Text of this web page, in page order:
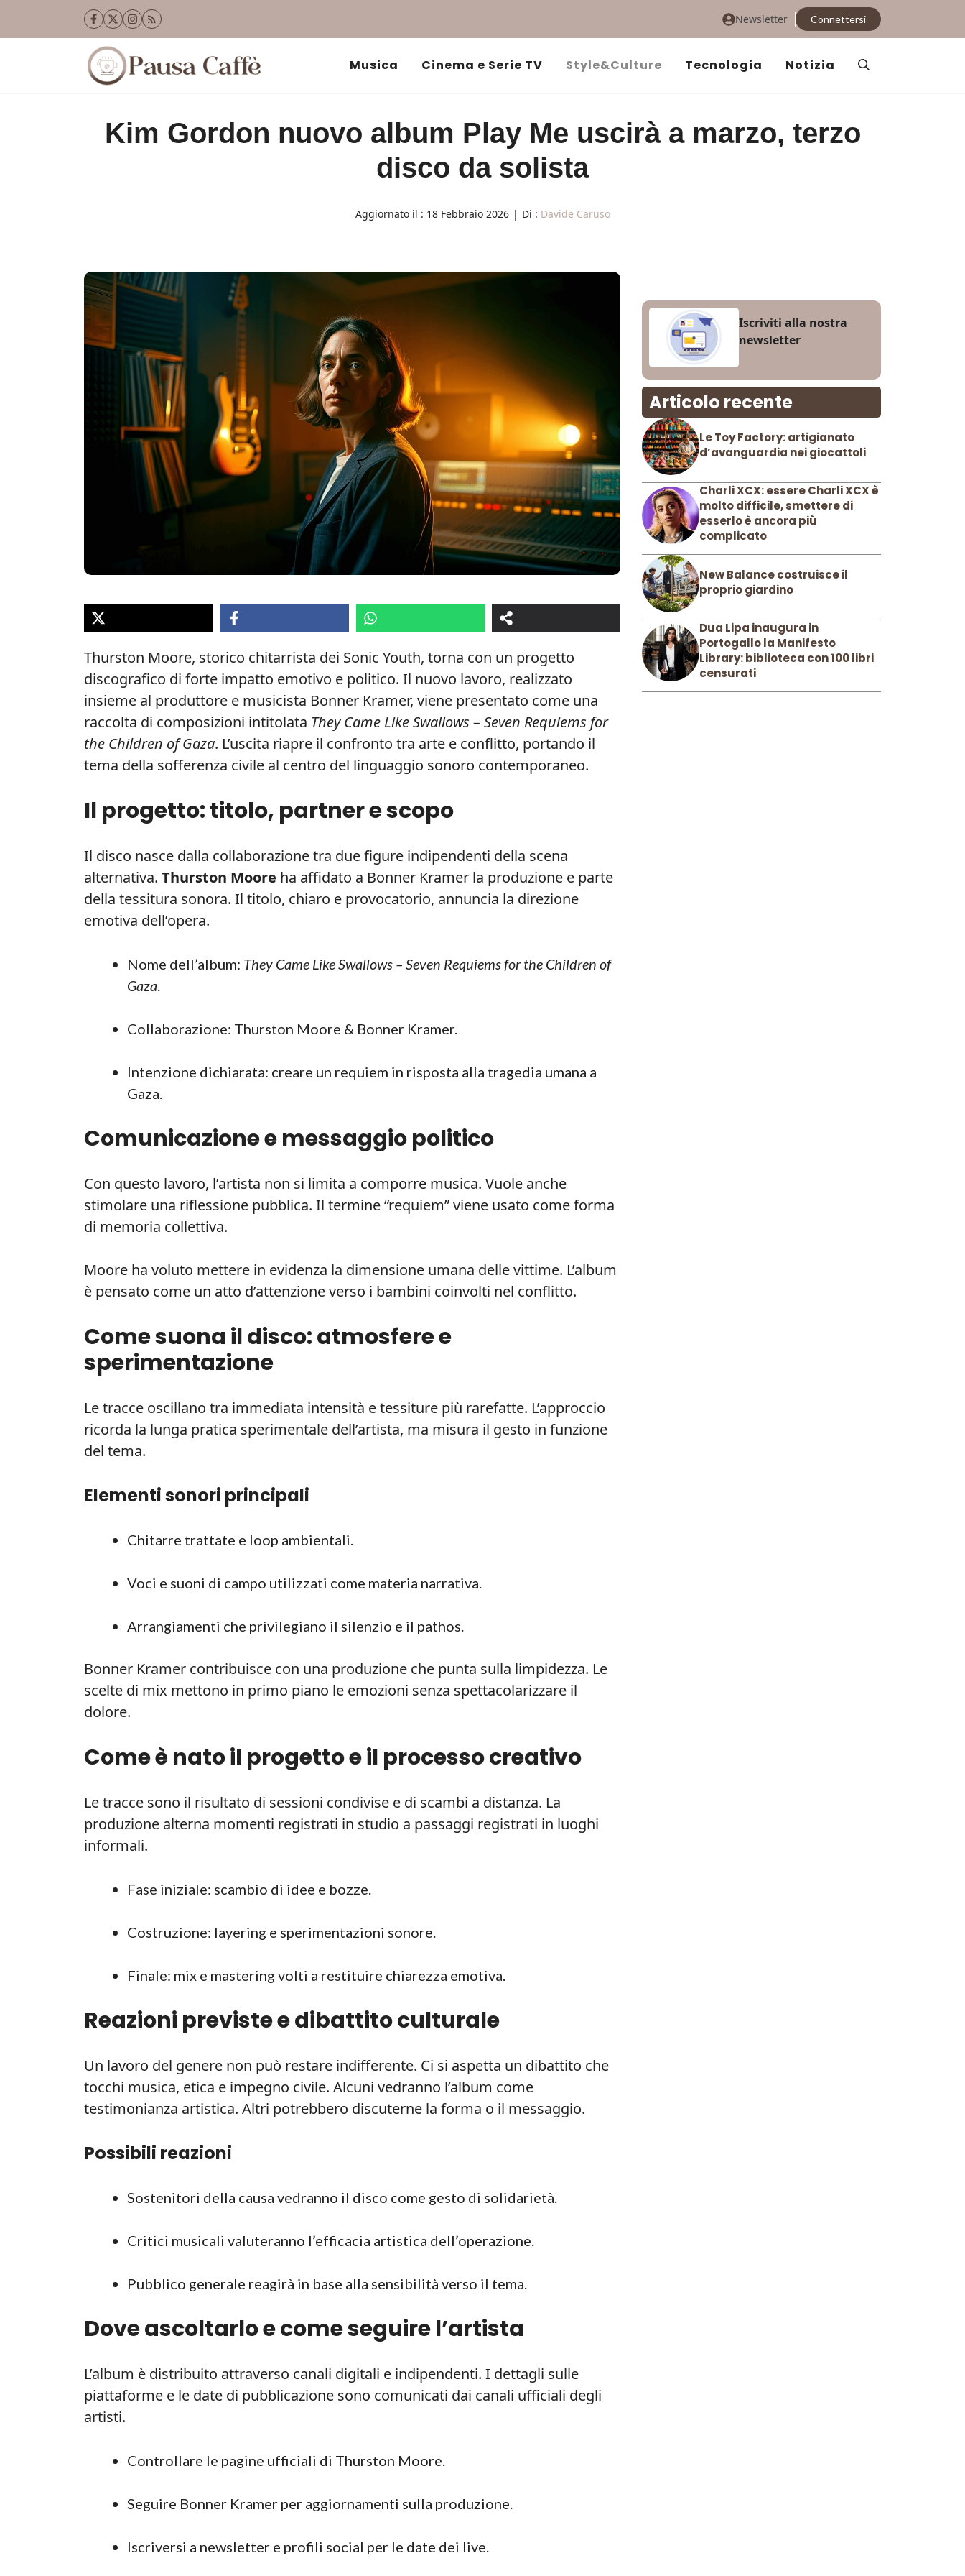
Newsletter Connettersi
Musica Cinema e Serie TV Style&Culture Tecnologia Notizia
Kim Gordon nuovo album Play Me uscirà a marzo, terzo
disco da solista
Aggiornato il : 18 Febbraio 2026 | Di : Davide Caruso
Thurston Moore, storico chitarrista dei Sonic Youth, torna con un progetto
discografico di forte impatto emotivo e politico. Il nuovo lavoro, realizzato
insieme al produttore e musicista Bonner Kramer, viene presentato come una
raccolta di composizioni intitolata They Came Like Swallows – Seven Requiems for
the Children of Gaza. L’uscita riapre il confronto tra arte e conflitto, portando il
tema della sofferenza civile al centro del linguaggio sonoro contemporaneo.
Il progetto: titolo, partner e scopo
Il disco nasce dalla collaborazione tra due figure indipendenti della scena
alternativa. Thurston Moore ha affidato a Bonner Kramer la produzione e parte
della tessitura sonora. Il titolo, chiaro e provocatorio, annuncia la direzione
emotiva dell’opera.
Nome dell’album: They Came Like Swallows – Seven Requiems for the Children of
Gaza.
Collaborazione: Thurston Moore & Bonner Kramer.
Intenzione dichiarata: creare un requiem in risposta alla tragedia umana a
Gaza.
Comunicazione e messaggio politico
Con questo lavoro, l’artista non si limita a comporre musica. Vuole anche
stimolare una riflessione pubblica. Il termine “requiem” viene usato come forma
di memoria collettiva.
Moore ha voluto mettere in evidenza la dimensione umana delle vittime. L’album
è pensato come un atto d’attenzione verso i bambini coinvolti nel conflitto.
Come suona il disco: atmosfere e
sperimentazione
Le tracce oscillano tra immediata intensità e tessiture più rarefatte. L’approccio
ricorda la lunga pratica sperimentale dell’artista, ma misura il gesto in funzione
del tema.
Elementi sonori principali
Chitarre trattate e loop ambientali.
Voci e suoni di campo utilizzati come materia narrativa.
Arrangiamenti che privilegiano il silenzio e il pathos.
Bonner Kramer contribuisce con una produzione che punta sulla limpidezza. Le
scelte di mix mettono in primo piano le emozioni senza spettacolarizzare il
dolore.
Come è nato il progetto e il processo creativo
Le tracce sono il risultato di sessioni condivise e di scambi a distanza. La
produzione alterna momenti registrati in studio a passaggi registrati in luoghi
informali.
Fase iniziale: scambio di idee e bozze.
Costruzione: layering e sperimentazioni sonore.
Finale: mix e mastering volti a restituire chiarezza emotiva.
Reazioni previste e dibattito culturale
Un lavoro del genere non può restare indifferente. Ci si aspetta un dibattito che
tocchi musica, etica e impegno civile. Alcuni vedranno l’album come
testimonianza artistica. Altri potrebbero discuterne la forma o il messaggio.
Possibili reazioni
Sostenitori della causa vedranno il disco come gesto di solidarietà.
Critici musicali valuteranno l’efficacia artistica dell’operazione.
Pubblico generale reagirà in base alla sensibilità verso il tema.
Dove ascoltarlo e come seguire l’artista
L’album è distribuito attraverso canali digitali e indipendenti. I dettagli sulle
piattaforme e le date di pubblicazione sono comunicati dai canali ufficiali degli
artisti.
Controllare le pagine ufficiali di Thurston Moore.
Seguire Bonner Kramer per aggiornamenti sulla produzione.
Iscriversi a newsletter e profili social per le date dei live.
Iscriviti alla nostra
newsletter
Articolo recente
Le Toy Factory: artigianato
d’avanguardia nei giocattoli
Charli XCX: essere Charli XCX è
molto difficile, smettere di
esserlo è ancora più
complicato
New Balance costruisce il
proprio giardino
Dua Lipa inaugura in
Portogallo la Manifesto
Library: biblioteca con 100 libri
censurati